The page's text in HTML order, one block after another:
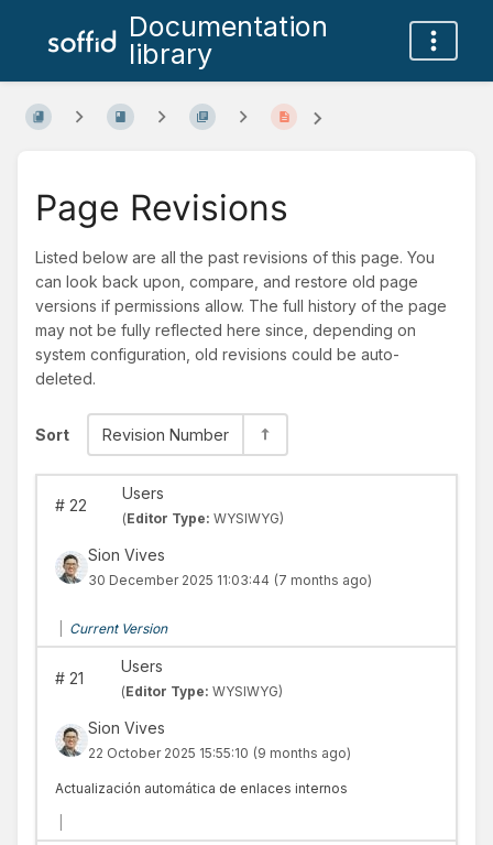
Documentation
library
Page Revisions
Listed below are all the past revisions of this page. You
can look back upon, compare, and restore old page
versions if permissions allow. The full history of the page
may not be fully reflected here since, depending on
system configuration, old revisions could be auto-
deleted.
Sort Revision Number
#22
Users
(Editor Type: WYSIWYG)
Sion Vives
30 December 2025 11:03:44 (7 months ago)
Current Version
#21
Users
(Editor Type: WYSIWYG)
Sion Vives
22 October 2025 15:55:10 (9 months ago)
Actualización automática de enlaces internos